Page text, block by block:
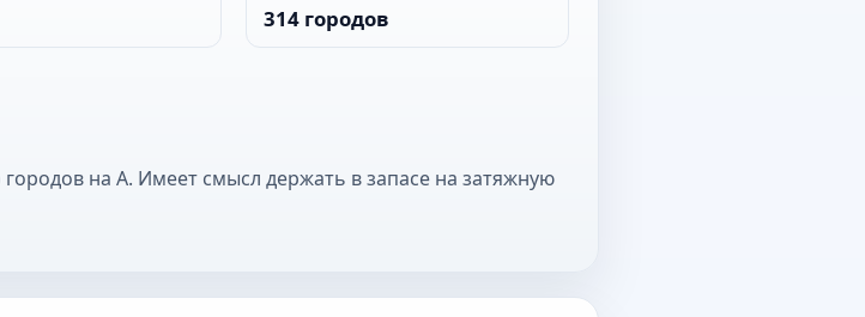
314 городов
на А. Имеет смысл держать в запасе на затяжную